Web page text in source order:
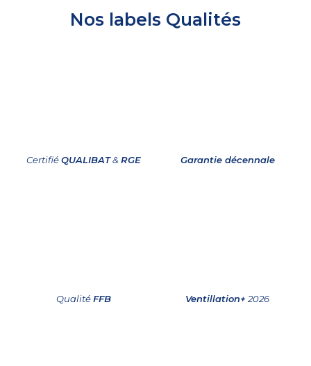
Nos labels Qualités
CertifiéQUALIBAT& RGE Garantie décennale
QualitéFFB Ventillation+ 2026